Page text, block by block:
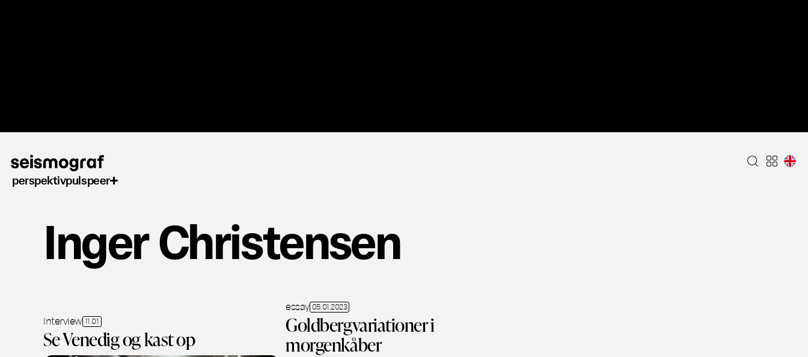
perspektivpulspeer
Inger Christensen
interview 11.01
Se Venedig og kast op
essay 05.01.2023
Goldbergvariationer i
morgenkåber